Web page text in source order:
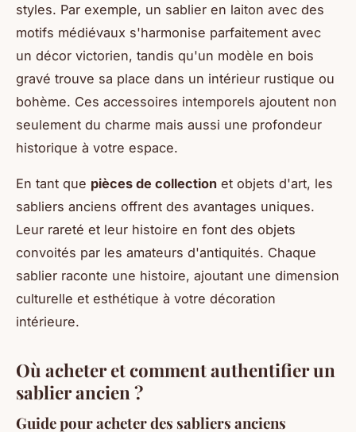
styles. Par exemple, un sablier en laiton avec des
motifs médiévaux s'harmonise parfaitement avec
un décor victorien, tandis qu'un modèle en bois
gravé trouve sa place dans un intérieur rustique ou
bohème. Ces accessoires intemporels ajoutent non
seulement du charme mais aussi une profondeur
historique à votre espace.
En tant que pièces de collection et objets d'art, les
sabliers anciens offrent des avantages uniques.
Leur rareté et leur histoire en font des objets
convoités par les amateurs d'antiquités. Chaque
sablier raconte une histoire, ajoutant une dimension
culturelle et esthétique à votre décoration
intérieure.
Où acheter et comment authentifier un
sablier ancien ?
Guide pour acheter des sabliers anciens